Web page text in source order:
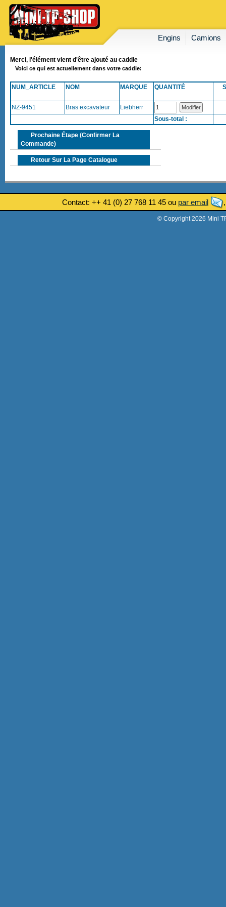
Engins Camions
Merci, l'élément vient d'être ajouté au caddie
Voici ce qui est actuellement dans votre caddie:
NUM_ARTICLE NOM MARQUE QUANTITÉ
NZ-9451 Bras excavateur
Liebherr
Sous-total :
Prochaine Étape (confirmer La
Commande)
Retour Sur La Page Catalogue
Contact: ++ 41 (0) 27 768 11 45 ou par email
© Copyright 2026 Mini